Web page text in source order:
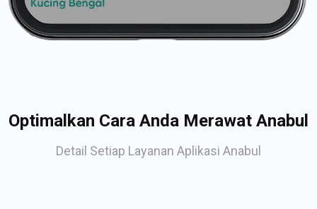
Optimalkan Cara Anda Merawat Anabul
Detail Setiap Layanan Aplikasi Anabul